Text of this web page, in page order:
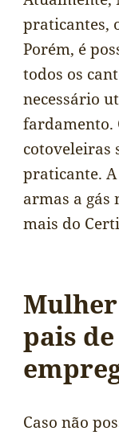
praticantes,
Porém, é
todos os
necessário
fardamento.
cotoveleiras
praticante.
armas a gás
mais do
Mulher
pais
Caso não